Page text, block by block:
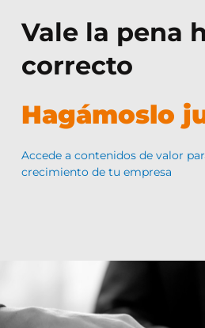
Vale la pena
correcto
Hagámoslo
Accede a contenidos de valor
crecimiento de tu empresa